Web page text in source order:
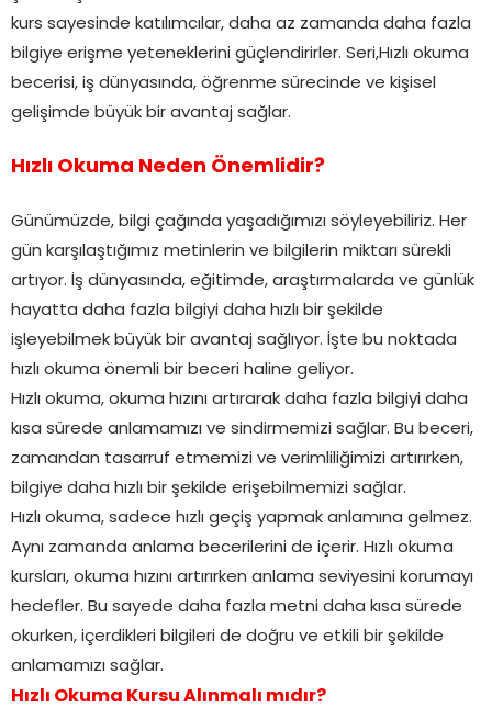
kurs sayesinde katılımcılar, daha az zamanda daha fazla
bilgiye erişme yeteneklerini güçlendirirler. Seri,Hızlı okuma
becerisi, iş dünyasında, öğrenme sürecinde ve kişisel
gelişimde büyük bir avantaj sağlar.
Hızlı Okuma Neden Önemlidir?
Günümüzde, bilgi çağında yaşadığımızı söyleyebiliriz. Her
gün karşılaştığımız metinlerin ve bilgilerin miktarı sürekli
artıyor. İş dünyasında, eğitimde, araştırmalarda ve günlük
hayatta daha fazla bilgiyi daha hızlı bir şekilde
işleyebilmek büyük bir avantaj sağlıyor. İşte bu noktada
hızlı okuma önemli bir beceri haline geliyor.
Hızlı okuma, okuma hızını artırarak daha fazla bilgiyi daha
kısa sürede anlamamızı ve sindirmemizi sağlar. Bu beceri,
zamandan tasarruf etmemizi ve verimliliğimizi artırırken,
bilgiye daha hızlı bir şekilde erişebilmemizi sağlar.
Hızlı okuma, sadece hızlı geçiş yapmak anlamına gelmez.
Aynı zamanda anlama becerilerini de içerir. Hızlı okuma
kursları, okuma hızını artırırken anlama seviyesini korumayı
hedefler. Bu sayede daha fazla metni daha kısa sürede
okurken, içerdikleri bilgileri de doğru ve etkili bir şekilde
anlamamızı sağlar.
Hızlı Okuma Kursu Alınmalı mıdır?